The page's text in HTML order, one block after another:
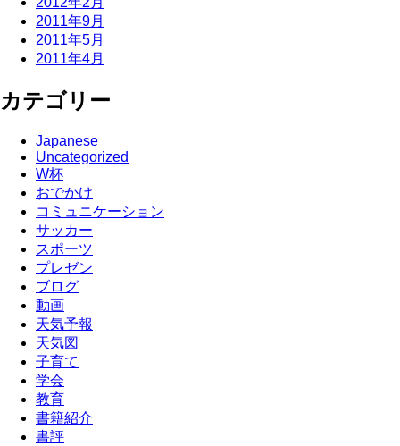
2011年9月
2011年5月
2011年4月
カテゴリー
Japanese
Uncategorized
W杯
おでかけ
コミュニケーション
サッカー
スポーツ
プレゼン
ブログ
動画
天気予報
天気図
子育て
学会
教育
書籍紹介
書評